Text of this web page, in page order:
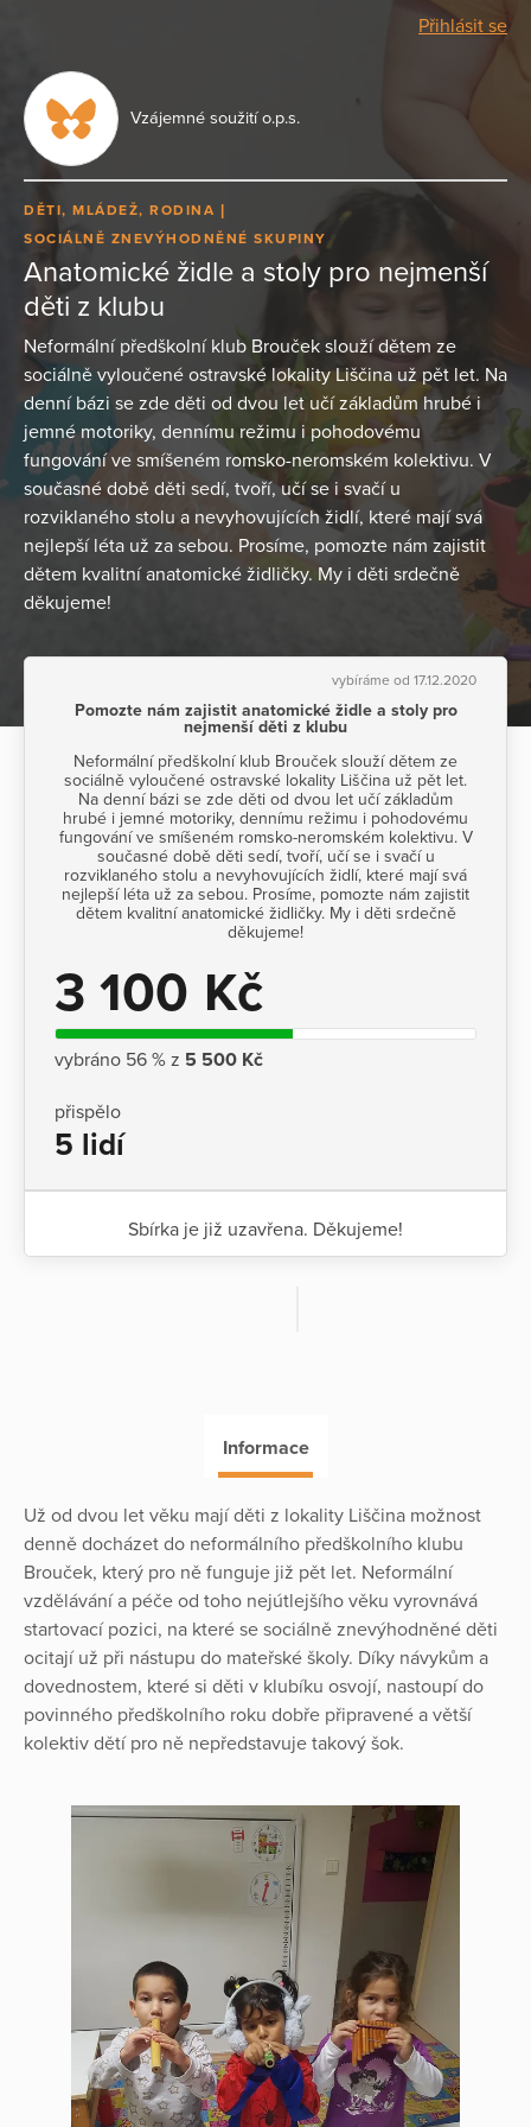
Přihlásit se
Vzájemné soužití o.p.s.
DĚTI, MLÁDEŽ, RODINA
SOCIÁLNĚ ZNEVÝHODNĚNÉ SKUPINY
Anatomické židle a stoly pro nejmenší
děti z klubu
Neformální předškolní klub Brouček slouží dětem ze
sociálně vyloučené ostravské lokality Liščina už pět let. Na
denní bázi se zde děti od dvou let učí základům hrubé i
jemné motoriky, dennímu režimu i pohodovému
fungování ve smíšeném romsko-neromském kolektivu. V
současné době děti sedí, tvoří, učí se i svačí u
rozviklaného stolu a nevyhovujících židlí, které mají svá
nejlepší léta už za sebou. Prosíme, pomozte nám zajistit
dětem kvalitní anatomické židličky. My i děti srdečně
děkujeme!
vybíráme od 17.12.2020
Pomozte nám zajistit anatomické židle a stoly pro
nejmenší děti z klubu
Neformální předškolní klub Brouček slouží dětem ze
sociálně vyloučené ostravské lokality Liščina už pět let.
Na denní bázi se zde děti od dvou let učí základům
hrubé i jemné motoriky, dennímu režimu i pohodovému
fungování ve smíšeném romsko-neromském kolektivu. V
současné době děti sedí, tvoří, učí se i svačí u
rozviklaného stolu a nevyhovujících židlí, které mají svá
nejlepší léta už za sebou. Prosíme, pomozte nám zajistit
dětem kvalitní anatomické židličky. My i děti srdečně
děkujeme!
3 100 Kč
vybráno 56 % z 5 500 Kč
přispělo
5 lidí
Sbírka je již uzavřena. Děkujeme!
Informace
Už od dvou let věku mají děti z lokality Liščina možnost
denně docházet do neformálního předškolního klubu
Brouček, který pro ně funguje již pět let. Neformální
vzdělávání a péče od toho nejútlejšího věku vyrovnává
startovací pozici, na které se sociálně znevýhodněné děti
ocitají už při nástupu do mateřské školy. Díky návykům a
dovednostem, které si děti v klubíku osvojí, nastoupí do
povinného předškolního roku dobře připravené a větší
kolektiv dětí pro ně nepředstavuje takový šok.